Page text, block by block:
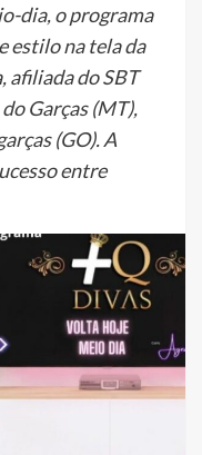
dia, o programa
estilo na tela da
afiliada do SBT
Garças (MT),
(GO). A
entre